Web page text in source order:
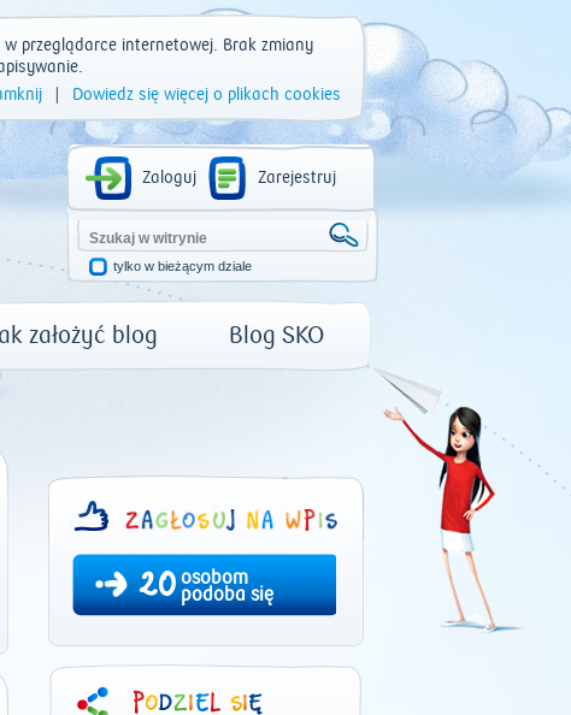
przeglądarce internetowej. Brak zmiany
Dowiedz się więcej o plikach cookies
Zaloguj Zarejestruj
tylko w bieżącym dziale
założyć blog Blog SKO
20osobom
podoba się